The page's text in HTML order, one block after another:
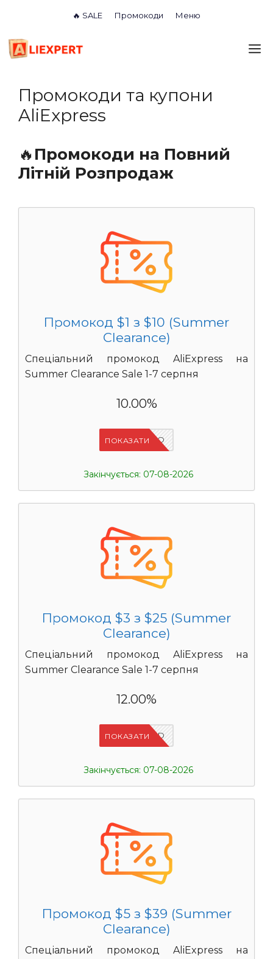
вмісту
🔥 SALE Промокоди Меню
Промокоди та купони
AliExpress
🔥Промокоди на Повний
Літній Розпродаж
Промокод $1 з $10 (Summer
Clearance)
Спеціальний промокод AliExpress на
Summer Clearance Sale 1-7 серпня
10.00%
IFP6ES4O
ПОКАЗАТИ
Закінчується: 07-08-2026
Промокод $3 з $25 (Summer
Clearance)
Спеціальний промокод AliExpress на
Summer Clearance Sale 1-7 серпня
12.00%
IFPZ5PBD
ПОКАЗАТИ
Закінчується: 07-08-2026
Промокод $5 з $39 (Summer
Clearance)
Спеціальний промокод AliExpress на